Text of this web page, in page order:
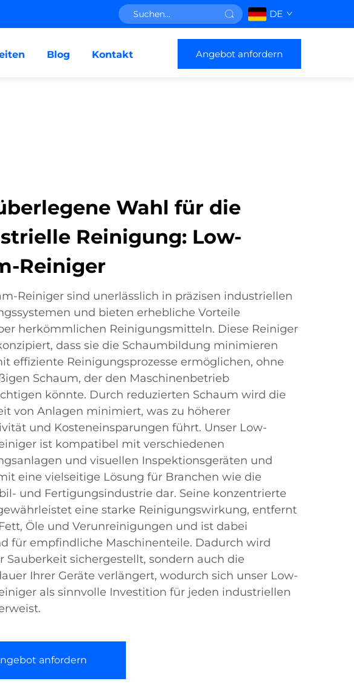
DE
Blog Kontakt Angebot anfordern
Wahl für die
Reinigung: Low-
Reiniger
Reiniger sind unerlässlich in präzisen industriellen
und bieten erhebliche Vorteile
herkömmlichen Reinigungsmitteln. Diese Reiniger
dass sie die Schaumbildung minimieren
effiziente Reinigungsprozesse ermöglichen, ohne
Schaum, der den Maschinenbetrieb
könnte. Durch reduzierten Schaum wird die
von Anlagen minimiert, was zu höherer
und Kosteneinsparungen führt. Unser Low-
ist kompatibel mit verschiedenen
und visuellen Inspektionsgeräten und
eine vielseitige Lösung für Branchen wie die
und Fertigungsindustrie dar. Seine konzentrierte
eine starke Reinigungswirkung, entfernt
Öle und Verunreinigungen und ist dabei
für empfindliche Maschinenteile. Dadurch wird
Sauberkeit sichergestellt, sondern auch die
Ihrer Geräte verlängert, wodurch sich unser Low-
als sinnvolle Investition für jeden industriellen
anfordern